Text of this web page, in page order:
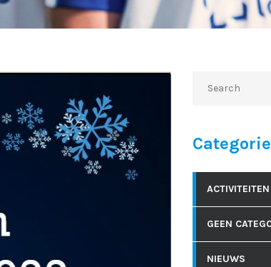
ACTIVITEITEN
GEEN
NIEUWS